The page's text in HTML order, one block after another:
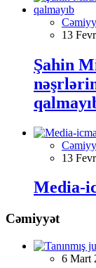
13
Şahin
13
Media-
Cəmiyyət
6 Mart